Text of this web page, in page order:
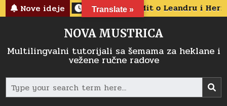
Skip
to
Nove ideje
2022-06-14 Mit o Leandru i Heri 2023-
NOVA MUSTRICA
Multilingvalni tutorijali sa šemama za heklane i
vežene ručne radove
Search
for:
Translate »